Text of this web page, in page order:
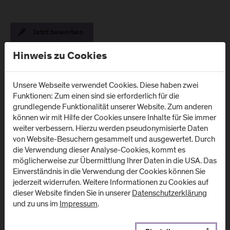
Standorte
Campus Urstein/
Wissenspark
Urstein Süd 1
A-5412Puch/Salzburg
Campus Kuchl
Markt 136a
A-5431Kuchl
Hinweis zu Cookies
Unsere Webseite verwendet Cookies. Diese haben zwei
Funktionen: Zum einen sind sie erforderlich für die
grundlegende Funktionalität unserer Website. Zum anderen
können wir mit Hilfe der Cookies unsere Inhalte für Sie immer
weiter verbessern. Hierzu werden pseudonymisierte Daten
von Website-Besuchern gesammelt und ausgewertet. Durch
die Verwendung dieser Analyse-Cookies, kommt es
möglicherweise zur Übermittlung Ihrer Daten in die USA. Das
Einverständnis in die Verwendung der Cookies können Sie
jederzeit widerrufen. Weitere Informationen zu Cookies auf
dieser Website finden Sie in unsererDatenschutzerklärung
und zu uns im Impressum.